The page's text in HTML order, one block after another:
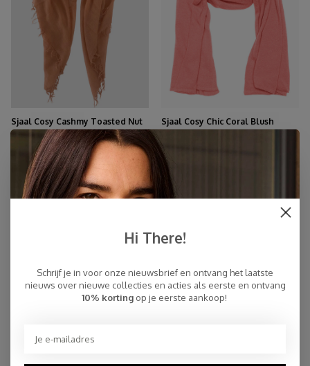
Sjaal Cosy Cashmy Toasted Nut
€109,95
Sjaal Cosy Chic Coral Blush
-45%
Hi There!
Schrijf je in voor onze nieuwsbrief en ontvang het laatste
nieuws over nieuwe collecties en acties als eerste en ontvang
10% korting op je eerste aankoop!